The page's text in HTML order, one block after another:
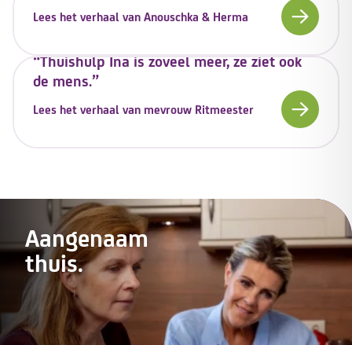
Lees het verhaal van Anouschka & Herma
“Thuishulp Ina is zoveel meer, ze ziet ook
de mens.”
Lees het verhaal van mevrouw Ritmeester
Aangenaam
thuis.